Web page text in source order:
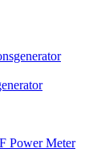
Power Meter